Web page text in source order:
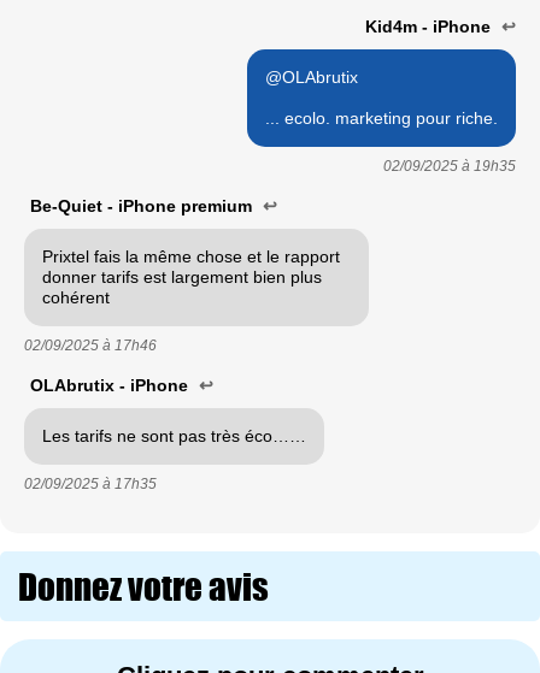
Kid4m - iPhone ↩
@OLAbrutix
... ecolo. marketing pour riche.
02/09/2025 à 19h35
Be-Quiet - iPhone premium ↩
Prixtel fais la même chose et le rapport
donner tarifs est largement bien plus
cohérent
02/09/2025 à 17h46
OLAbrutix - iPhone ↩
Les tarifs ne sont pas très éco……
02/09/2025 à 17h35
Donnez votre avis